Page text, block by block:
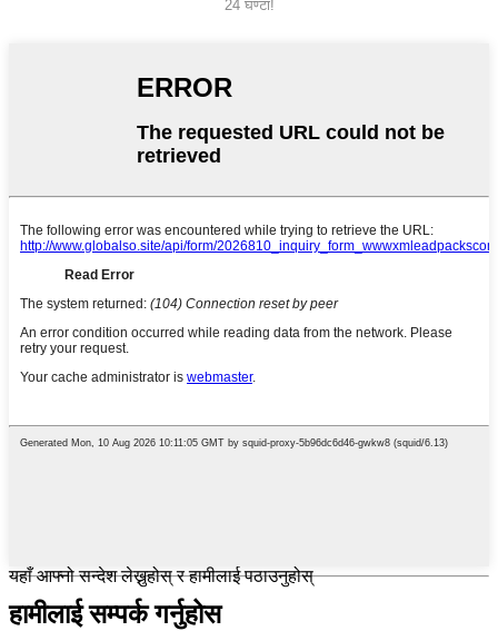
24 घण्टा!
यहाँ आफ्नो सन्देश लेख्नुहोस् र हामीलाई पठाउनुहोस्
हामीलाई सम्पर्क गर्नुहोस